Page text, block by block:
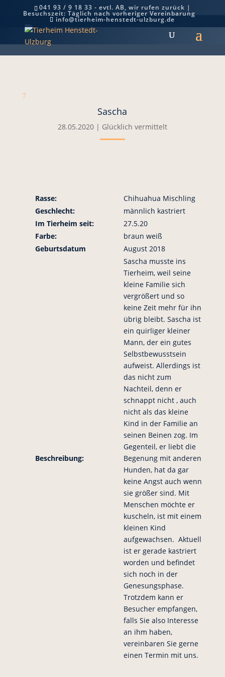
041 93 / 9 18 33 - evtl. AB, wir rufen zurück |
Besuchszeit: Täglich nach vorheriger Vereinbarung
info@tierheim-henstedt-ulzburg.de
Sascha
7
Sascha
28.05.2020| Glücklich vermittelt
Rasse:
Chihuahua Mischling
Geschlecht:
männlich kastriert
Im Tierheim seit:
27.5.20
Farbe:
braun weiß
Geburtsdatum
August 2018
Beschreibung:
Sascha musste ins
Tierheim, weil seine
kleine Familie sich
vergrößert und so
keine Zeit mehr für ihn
übrig bleibt. Sascha ist
ein quirliger kleiner
Mann, der ein gutes
Selbstbewusstsein
aufweist. Allerdings ist
das nicht zum
Nachteil, denn er
schnappt nicht , auch
nicht als das kleine
Kind in der Familie an
seinen Beinen zog. Im
Gegenteil, er liebt die
Begenung mit anderen
Hunden, hat da gar
keine Angst auch wenn
sie größer sind. Mit
Menschen möchte er
kuscheln, ist mit einem
kleinen Kind
aufgewachsen. Aktuell
ist er gerade kastriert
worden und befindet
sich noch in der
Genesungsphase.
Trotzdem kann er
Besucher empfangen,
falls Sie also Interesse
an ihm haben,
vereinbaren Sie gerne
einen Termin mit uns.